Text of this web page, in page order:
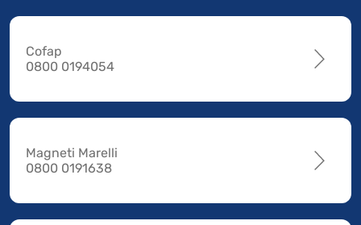
Cofap
0800 0194054
Magneti Marelli
0800 0191638